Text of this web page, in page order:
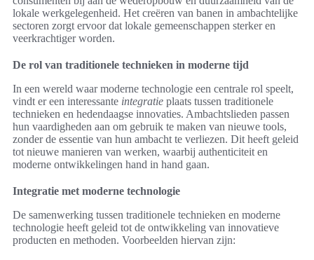
lokale werkgelegenheid. Het creëren van banen in ambachtelijke
sectoren zorgt ervoor dat lokale gemeenschappen sterker en
veerkrachtiger worden.
De rol van traditionele technieken in moderne tijd
In een wereld waar moderne technologie een centrale rol speelt,
vindt er een interessante integratie plaats tussen traditionele
technieken en hedendaagse innovaties. Ambachtslieden passen
hun vaardigheden aan om gebruik te maken van nieuwe tools,
zonder de essentie van hun ambacht te verliezen. Dit heeft geleid
tot nieuwe manieren van werken, waarbij authenticiteit en
moderne ontwikkelingen hand in hand gaan.
Integratie met moderne technologie
De samenwerking tussen traditionele technieken en moderne
technologie heeft geleid tot de ontwikkeling van innovatieve
producten en methoden. Voorbeelden hiervan zijn: